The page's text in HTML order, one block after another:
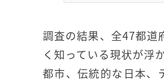
調査の結果、全47都道
く知っている現状が浮
都市、伝統的な日本、